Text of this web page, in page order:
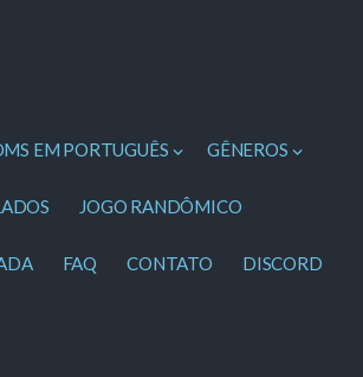
EM PORTUGUÊS GÊNEROS
JOGO RANDÔMICO
FAQ CONTATO DISCORD